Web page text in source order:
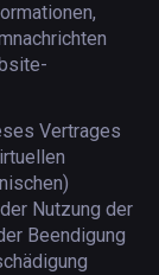
Vertrages
Nutzung der
Beendigung